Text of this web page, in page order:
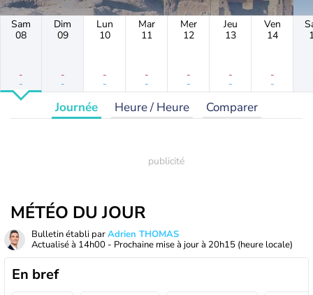
Sam
08
-
-
Dim
09
-
-
Lun
10
-
-
Mar
11
-
-
Mer
12
-
-
Jeu
13
-
-
Ven
14
-
-
Journée Heure / Heure Comparer
MÉTÉO DU JOUR
Bulletin établi parAdrien THOMAS
Actualisé à 14h00 - Prochaine mise à jour à 20h15 (heure locale)
En bref